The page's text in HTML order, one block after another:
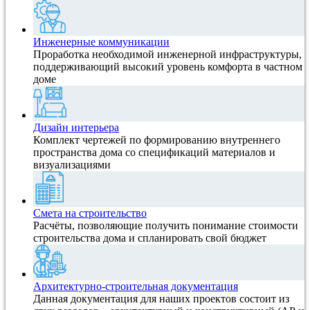
Инженерные коммуникации
Проработка необходимой инженерной инфраструктуры,
поддерживающий высокий уровень комфорта в частном
доме
Дизайн интерьера
Комплект чертежей по формированию внутреннего
пространства дома со спецификаций материалов и
визуализациями
Смета на строительство
Расчёты, позволяющие получить понимание стоимости
строительства дома и спланировать свой бюджет
Архитектурно-строительная документация
Данная документация для наших проектов состоит из